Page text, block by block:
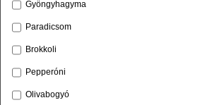
Gyöngyhagyma
Paradicsom
Brokkoli
Pepperóni
Olivabogyó